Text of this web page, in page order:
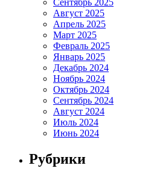
Сентябрь 2025
Август 2025
Апрель 2025
Март 2025
Февраль 2025
Январь 2025
Декабрь 2024
Ноябрь 2024
Октябрь 2024
Сентябрь 2024
Август 2024
Июль 2024
Июнь 2024
Рубрики